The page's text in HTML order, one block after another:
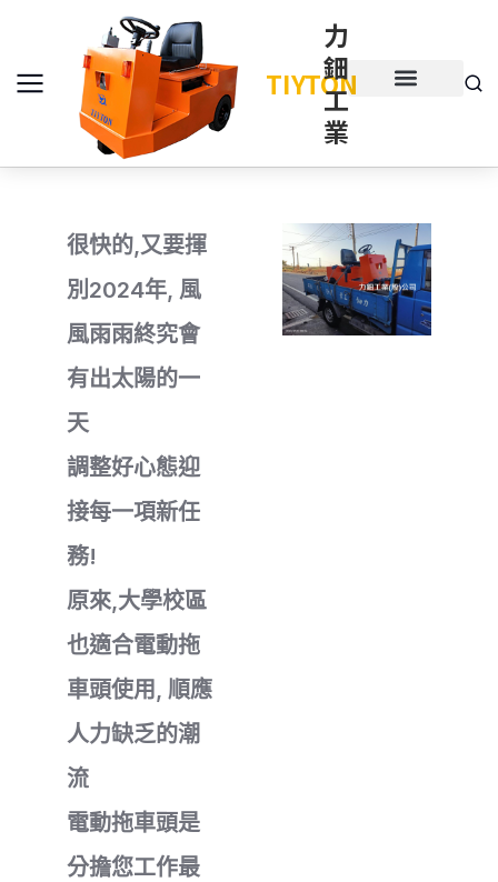
TIYTON
力
鈿
工
業
很快的,又要揮
別2024年, 風
風雨雨終究會
有出太陽的一
天
調整好心態迎
接每一項新任
務!
原來,大學校區
也適合電動拖
車頭使用, 順應
人力缺乏的潮
流
電動拖車頭是
分擔您工作最